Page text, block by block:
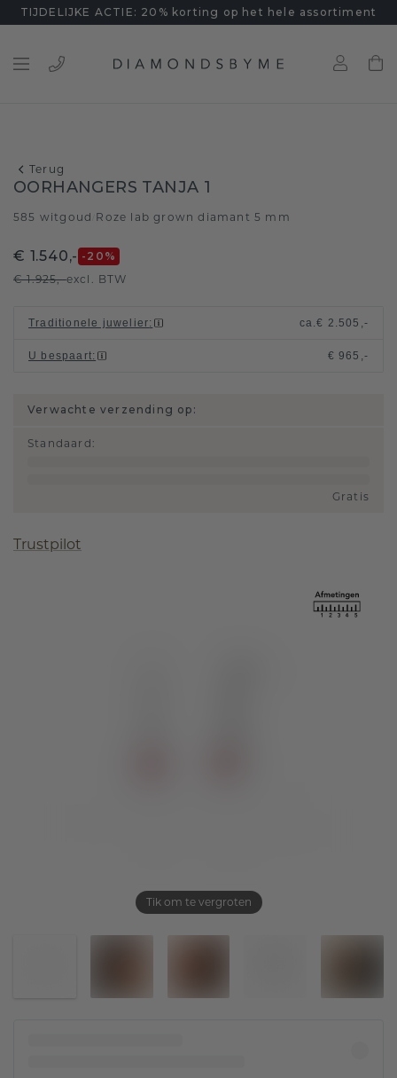
TIJDELIJKE ACTIE: 20% korting op het hele assortiment
Terug
Tik om te vergroten
OORHANGERS TANJA 1
585 witgoud Roze lab grown diamant 5 mm
€ 1.540,- -20 %
€ 1.925,-excl. BTW
Traditionele juwelier: ca.€ 2.505,-
U bespaart: € 965,-
Verwachte verzending op:
Standaard :
Gratis
Trustpilot